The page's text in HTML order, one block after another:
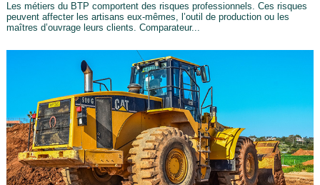
Les métiers du BTP comportent des risques professionnels. Ces risques
peuvent affecter les artisans eux-mêmes, l’outil de production ou les
maîtres d’ouvrage leurs clients. Comparateur...